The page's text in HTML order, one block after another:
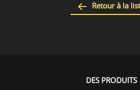
Retour à la
DES PRODUITS